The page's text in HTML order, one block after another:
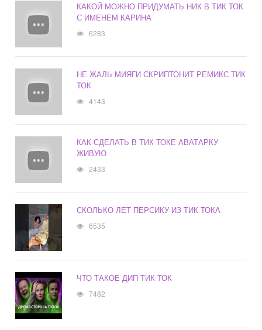
КАКОЙ МОЖНО ПРИДУМАТЬ НИК В ТИК ТОК
С ИМЕНЕМ КАРИНА
6283
НЕ ЖАЛЬ МИЯГИ СКРИПТОНИТ РЕМИКС ТИК
ТОК
4143
КАК СДЕЛАТЬ В ТИК ТОКЕ АВАТАРКУ
ЖИВУЮ
2433
СКОЛЬКО ЛЕТ ПЕРСИКУ ИЗ ТИК ТОКА
6535
ЧТО ТАКОЕ ДИП ТИК ТОК
7482